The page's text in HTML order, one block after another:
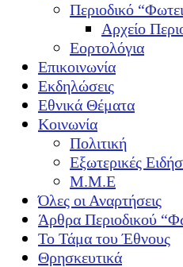
Περιοδικό
Αρχείο
Εορτολόγια
Επικοινωνία
Εκδηλώσεις
Εθνικά Θέματα
Κοινωνία
Πολιτική
Εξωτερικές
Μ.Μ.Ε
Όλες οι Αναρτήσεις
Άρθρα Περιοδικού
Το Τάμα του Έθνους
Θρησκευτικά